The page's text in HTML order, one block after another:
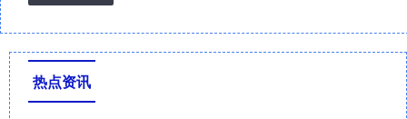
热点资讯